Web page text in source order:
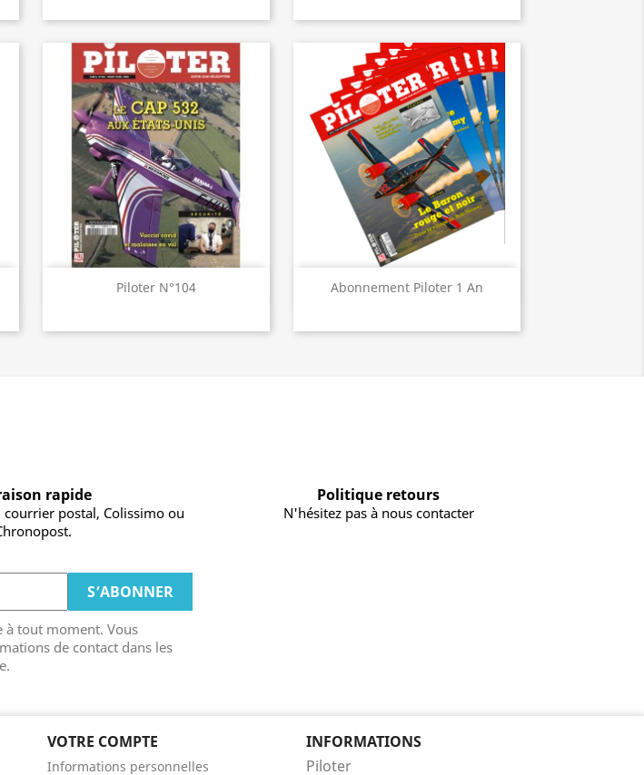
Piloter N°104
Aperçu rapide Abonnement Piloter 1 An
Aperçu rapide
rapide
courrier postal, Colissimo ou
Politique retours
N'hésitez pas à nous contacter
à tout moment. Vous
de contact dans les
VOTRE COMPTE
Informations personnelles
INFORMATIONS
Piloter